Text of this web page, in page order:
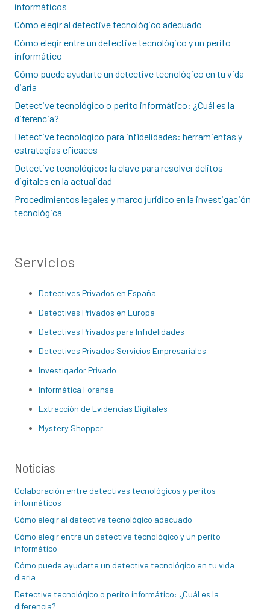
informáticos
Cómo elegir al detective tecnológico adecuado
Cómo elegir entre un detective tecnológico y un perito
informático
Cómo puede ayudarte un detective tecnológico en tu vida
diaria
Detective tecnológico o perito informático: ¿Cuál es la
diferencia?
Detective tecnológico para infidelidades: herramientas y
estrategias eficaces
Detective tecnológico: la clave para resolver delitos
digitales en la actualidad
Procedimientos legales y marco jurídico en la investigación
tecnológica
Servicios
Detectives Privados en España
Detectives Privados en Europa
Detectives Privados para Infidelidades
Detectives Privados Servicios Empresariales
Investigador Privado
Informática Forense
Extracción de Evidencias Digitales
Mystery Shopper
Noticias
Colaboración entre detectives tecnológicos y peritos
informáticos
Cómo elegir al detective tecnológico adecuado
Cómo elegir entre un detective tecnológico y un perito
informático
Cómo puede ayudarte un detective tecnológico en tu vida
diaria
Detective tecnológico o perito informático: ¿Cuál es la
diferencia?